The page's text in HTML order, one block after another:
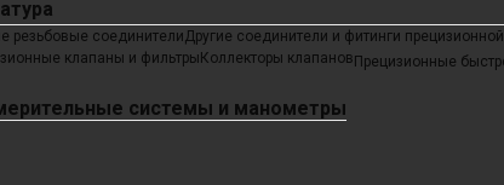
резьбовые соединителиДругие соединители и фитинги
клапаны и фильтры Коллекторы клапанов Прецизионные
системы и манометры